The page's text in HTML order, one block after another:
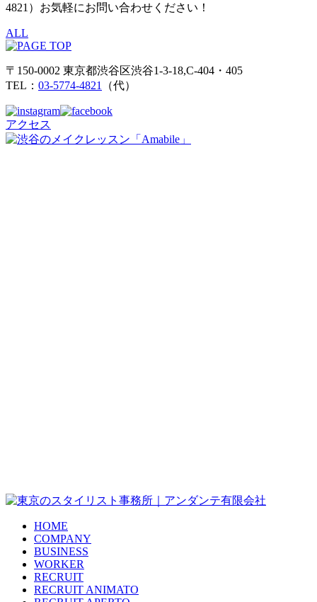
4821）お気軽にお問い合わせください！
ALL
〒150-0002 東京都渋谷区渋谷1-3-18,C-404・405
TEL： 03-5774-4821 （代）
アクセス
HOME
COMPANY
BUSINESS
WORKER
RECRUIT
RECRUIT ANIMATO